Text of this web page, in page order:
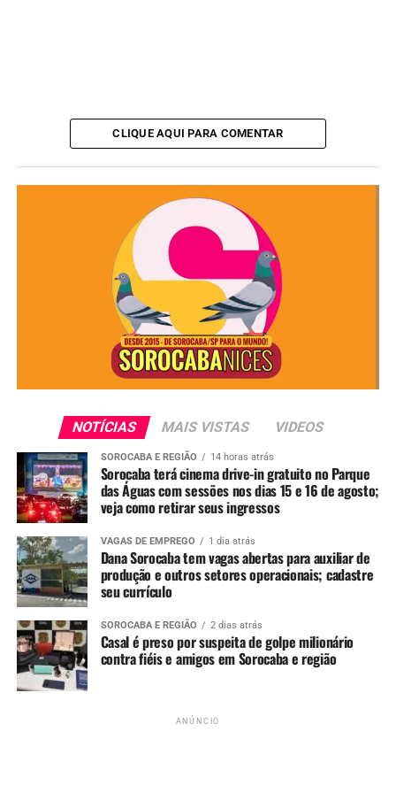
O Terminal Santo Antônio fica localizado na Avenida
Confira todas as informações:
CLIQUE AQUI PARA COMENTAR
NOTÍCIAS MAIS VISTAS VIDEOS
SOROCABA E REGIÃO 14 horas atrás
Sorocaba terá cinema drive-in gratuito no Parque
das Águas com sessões nos dias 15 e 16 de agosto;
veja como retirar seus ingressos
VAGAS DE EMPREGO 1 dia atrás
Dana Sorocaba tem vagas abertas para auxiliar de
produção e outros setores operacionais; cadastre
seu currículo
SOROCABA E REGIÃO 2 dias atrás
Casal é preso por suspeita de golpe milionário
contra fiéis e amigos em Sorocaba e região
ANÚNCIO